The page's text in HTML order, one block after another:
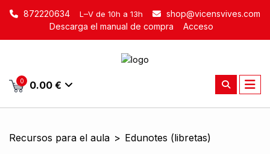
872220634 L–V de 10h a 13h
shop@vicensvives.com
Descarga el manual de compra
Acceso
0 0.00 €
Recursos para el aula > Edunotes (libretas)